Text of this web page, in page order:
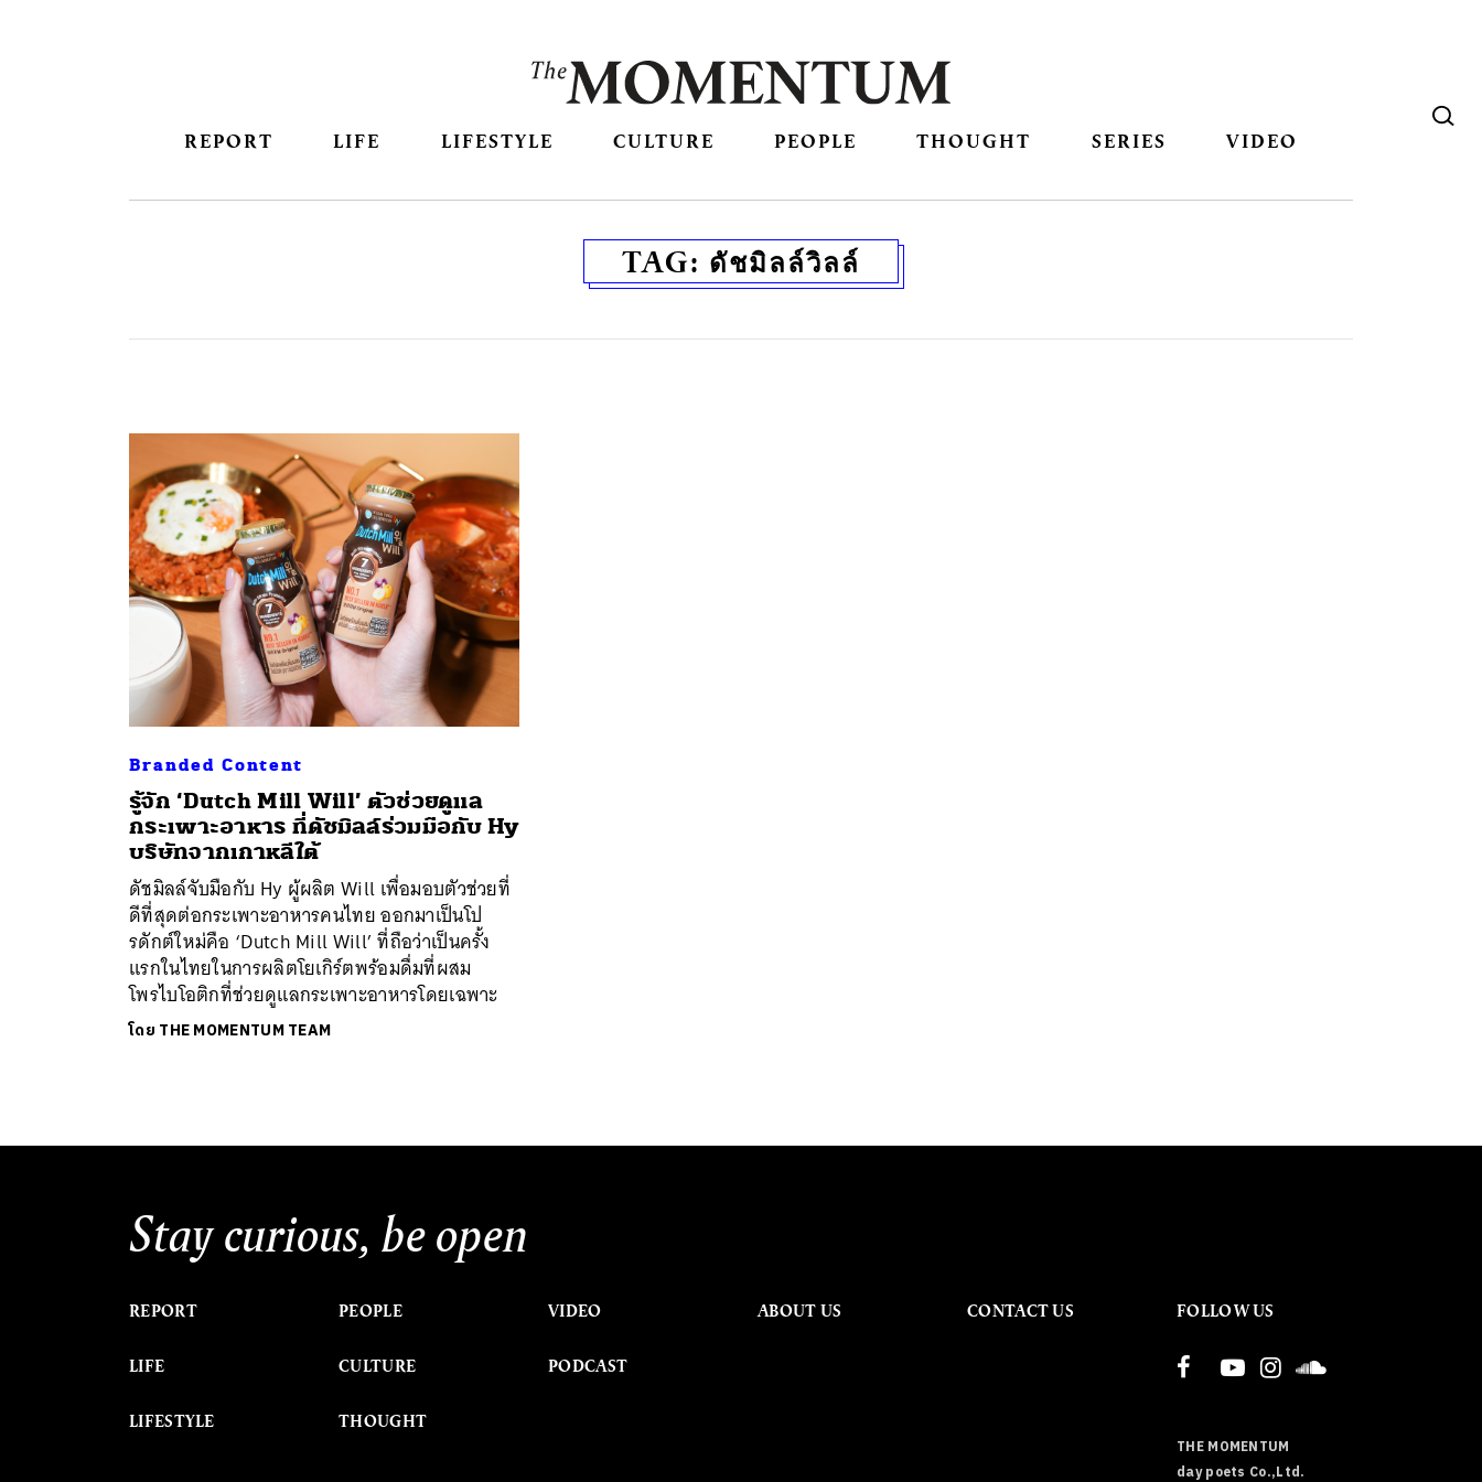
REPORT LIFE LIFESTYLE CULTURE PEOPLE THOUGHT SERIES VIDEO
TAG: ดัชมิลล์วิลล์
Branded Content
รู้จัก ‘Dutch Mill Will’ ตัวช่วยดูแล
กระเพาะอาหาร ที่ดัชมิลล์ร่วมมือกับ Hy
บริษัทจากเกาหลีใต้
ดัชมิลล์จับมือกับ Hy ผู้ผลิต Will เพื่อมอบตัวช่วยที่
ดีที่สุดต่อกระเพาะอาหารคนไทย ออกมาเป็นโป
รดักต์ใหม่คือ ‘Dutch Mill Will’ ที่ถือว่าเป็นครั้ง
แรกในไทยในการผลิตโยเกิร์ตพร้อมดื่มที่ผสม
โพรไบโอติกที่ช่วยดูแลกระเพาะอาหารโดยเฉพาะ
โดย THE MOMENTUM TEAM
Stay curious, be open
REPORT
LIFE
LIFESTYLE
PEOPLE
CULTURE
THOUGHT
VIDEO
PODCAST
ABOUT US CONTACT US FOLLOW US
THE MOMENTUM
day poets Co.,Ltd.
ค้นหา